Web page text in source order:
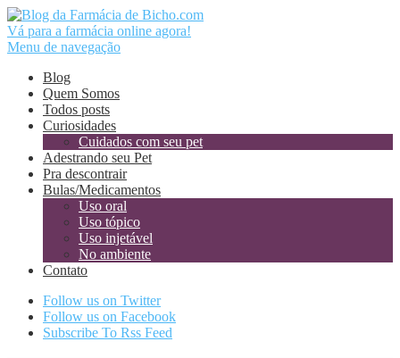
Vá para a farmácia online agora!
Menu de navegação
Blog
Quem Somos
Todos posts
Curiosidades
Cuidados com seu pet
Adestrando seu Pet
Pra descontrair
Bulas/Medicamentos
Uso oral
Uso tópico
Uso injetável
No ambiente
Contato
Follow us on Twitter
Follow us on Facebook
Subscribe To Rss Feed